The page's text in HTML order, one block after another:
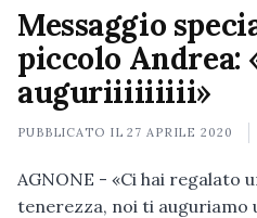
Messaggio
piccolo Andrea:
auguriiiiiiiii»
PUBBLICATO IL27 APRILE 2020
AGNONE - «Ci hai regalato
tenerezza, noi ti auguriamo